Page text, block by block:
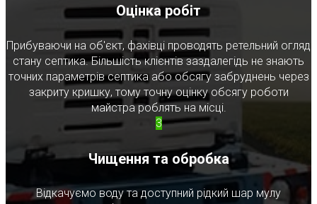
Оцінка робіт
Прибуваючи на об'єкт, фахівці проводять ретельний огляд
стану септика. Більшість клієнтів заздалегідь не знають
точних параметрів септика або обсягу забруднень через
закриту кришку, тому точну оцінку обсягу роботи
майстра роблять на місці.
3
Чищення та обробка
Відкачуємо воду та доступний рідкий шар мулу